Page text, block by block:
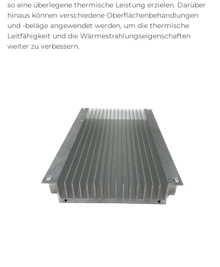
so eine überlegene thermische Leistung erzielen. Darüber
hinaus können verschiedene Oberflächenbehandlungen
und -beläge angewendet werden, um die thermische
Leitfähigkeit und die Wärmestrahlungseigenschaften
weiter zu verbessern.